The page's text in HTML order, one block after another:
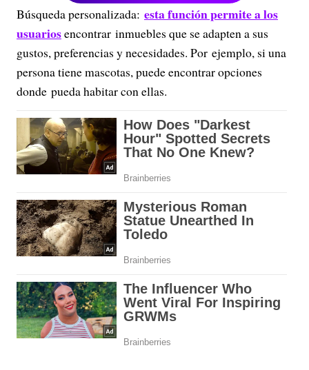
Búsqueda personalizada: esta función permite a los
usuariosencontrar inmuebles que se adapten a sus
gustos, preferencias y necesidades. Por ejemplo, si una
persona tiene mascotas, puede encontrar opciones
donde pueda habitar con ellas.